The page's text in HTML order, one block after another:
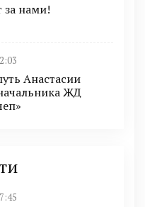
за нами!
Анастасии
ЖД